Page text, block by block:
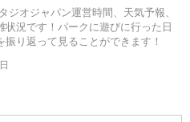
ジオジャパン運営時間、天気予報、
況です！パークに遊びに行った日
り返って見ることができます！